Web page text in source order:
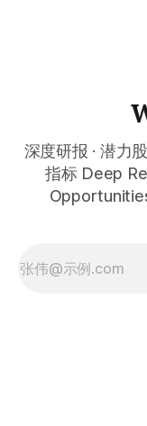
没有减少一美元——
给出的反向信号 2025年3月28日，CoreWeave以每股约$40
在纳斯达克上市。
价从低点约$33暴涨
后，一个第三方数
深度研报 · 潜力
指标 Deep